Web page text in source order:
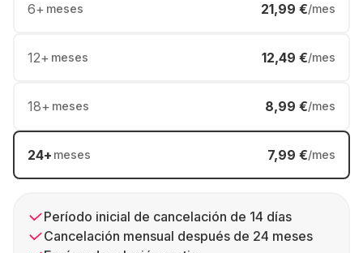
6+ meses 21,99 €/mes
12+ meses 12,49 €/mes
18+ meses 8,99 €/mes
24+ meses 7,99 €/mes
Período inicial de cancelación de 14 días
Cancelación mensual después de 24 meses